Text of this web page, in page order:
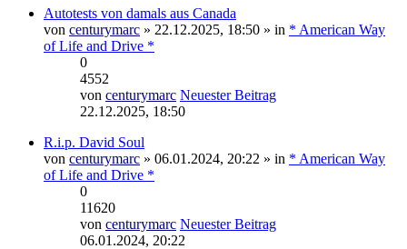
Autotests von damals aus Canada
von centurymarc » 22.12.2025, 18:50 » in * American Way
of Life and Drive *
0
4552
von centurymarc Neuester Beitrag
22.12.2025, 18:50
R.i.p. David Soul
von centurymarc » 06.01.2024, 20:22 » in * American Way
of Life and Drive *
0
11620
von centurymarc Neuester Beitrag
06.01.2024, 20:22